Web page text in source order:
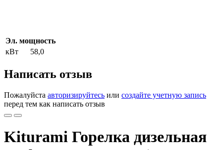
Эл. мощность
кВт
58,0
Написать отзыв
Пожалуйста авторизируйтесь или создайте учетную запись
перед тем как написать отзыв
Kiturami Горелка дизельная